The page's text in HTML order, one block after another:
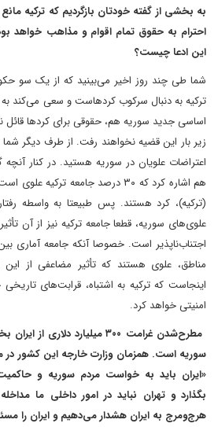
به بخشی از گفته خودتان بازگردیم که ترکیه مانع
احترام به حقوق تمام اقوام و مذاهب خواهد
این ادعا چیست؟
شما طی چند روز اخیر می‌بینید که از یک سو
ترکیه به دنبال سرکوب کردهاست و سعی می‌کند به
اساسی جدید سوریه هم، حقوقی برای کردها قائل
زیر بار این قضیه نخواهند رفت. از طرف دیگر
اعتراضات علویان در سوریه هستید. در کنار
(ترکیه)، کرد هستند. پس طبیعتا به واسطه
علوی‌های سوریه، قطعا جامعه ترکیه نیز از آن
مناطق، علوی هستند که تأثیر مضاعفی از
اینجاست که ترکیه به اشتباه، قرابت‌های تاریخی
امنیتی خواهد کرد.
مطرح‌شدن غرامت ۳۰۰ میلیارد
سوریه است. همزمان وزارت خارجه این کشور
«ایران باید به خواست مردم سوریه و
بگذارد و تهران نباید در امور داخلی ما
هرج‌ومرج به ایران هشدار می‌دهیم و ایران را